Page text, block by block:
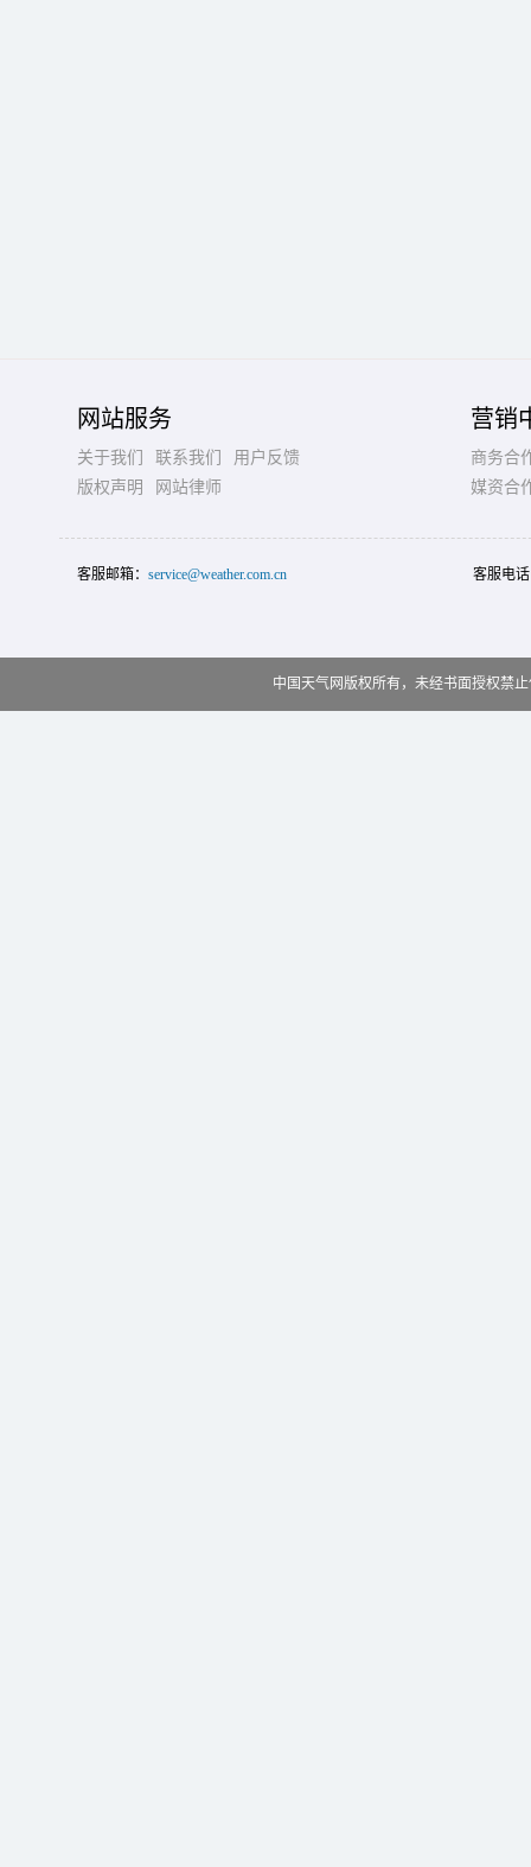
网站服务
关于我们 联系我们
用户反馈
版权声明
网站律师
营销
商务合
媒资合
客服邮箱： service@weather.com.cn 客服电
中国天气网版权所有，未经书面授权